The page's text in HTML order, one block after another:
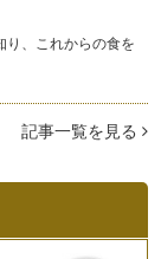
パンを！
の中もあちこ
かぼちゃケーキ
せるイルミネ
ッチャ」
っこ抱っこばか
、これからの食を
記事一覧を見る